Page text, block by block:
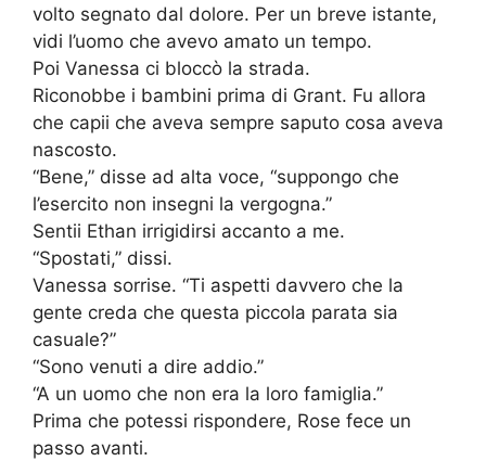
volto segnato dal dolore. Per un breve istante,
vidi l’uomo che avevo amato un tempo.
Poi Vanessa ci bloccò la strada.
Riconobbe i bambini prima di Grant. Fu allora
che capii che aveva sempre saputo cosa aveva
nascosto.
“Bene,” disse ad alta voce, “suppongo che
l’esercito non insegni la vergogna.”
Sentii Ethan irrigidirsi accanto a me.
“Spostati,” dissi.
Vanessa sorrise. “Ti aspetti davvero che la
gente creda che questa piccola parata sia
casuale?”
“Sono venuti a dire addio.”
“A un uomo che non era la loro famiglia.”
Prima che potessi rispondere, Rose fece un
passo avanti.